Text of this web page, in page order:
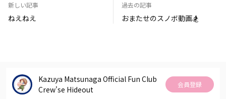
新しい記事
ねえねえ
過去の記事
おまたせのスノボ動画🏂
Kazuya Matsunaga Official Fun Club
Crew'se Hideout
会員登録